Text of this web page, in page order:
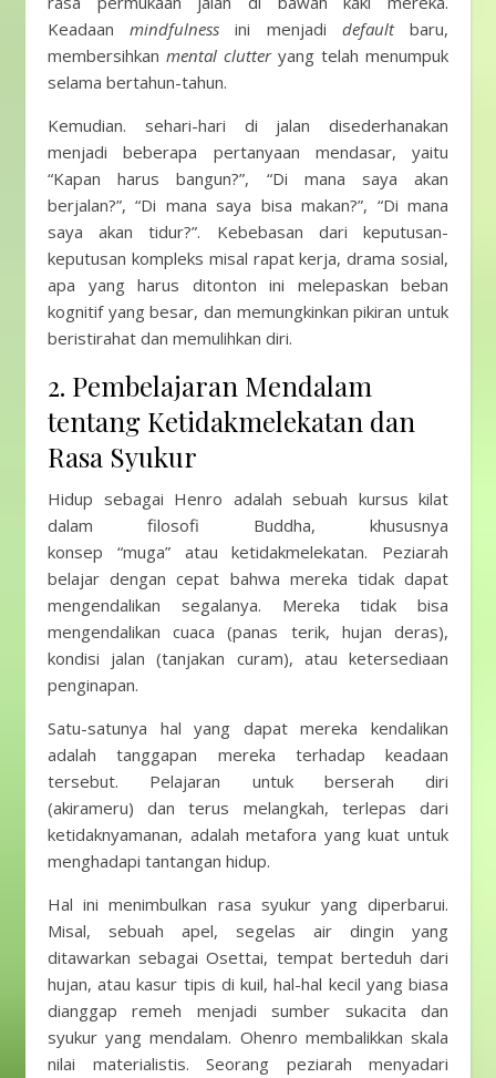
Keadaanmindfulness ini menjadi defaultbaru,
membersihkan mental clutteryang telah menumpuk
selama bertahun-tahun.
Kemudian. sehari-hari di jalan disederhanakan
menjadi beberapa pertanyaan mendasar, yaitu
“Kapan harus bangun?”, “Di mana saya akan
berjalan?”, “Di mana saya bisa makan?”, “Di mana
saya akan tidur?”. Kebebasan dari keputusan-
keputusan kompleks misal rapat kerja, drama sosial,
apa yang harus ditonton ini melepaskan beban
kognitif yang besar, dan memungkinkan pikiran untuk
beristirahat dan memulihkan diri.
2. Pembelajaran Mendalam
tentang Ketidakmelekatan dan
Rasa Syukur
Hidup sebagai Henro adalah sebuah kursus kilat
dalam filosofi Buddha, khususnya
konsep “muga” atau ketidakmelekatan. Peziarah
belajar dengan cepat bahwa mereka tidak dapat
mengendalikan segalanya. Mereka tidak bisa
mengendalikan cuaca (panas terik, hujan deras),
kondisi jalan (tanjakan curam), atau ketersediaan
penginapan.
Satu-satunya hal yang dapat mereka kendalikan
adalah tanggapan mereka terhadap keadaan
tersebut. Pelajaran untuk berserah diri
(akirameru) dan terus melangkah, terlepas dari
ketidaknyamanan, adalah metafora yang kuat untuk
menghadapi tantangan hidup.
Hal ini menimbulkan rasa syukur yang diperbarui.
Misal, sebuah apel, segelas air dingin yang
ditawarkan sebagai Osettai, tempat berteduh dari
hujan, atau kasur tipis di kuil, hal-hal kecil yang biasa
dianggap remeh menjadi sumber sukacita dan
syukur yang mendalam. Ohenro membalikkan skala
nilai materialistis. Seorang peziarah menyadari